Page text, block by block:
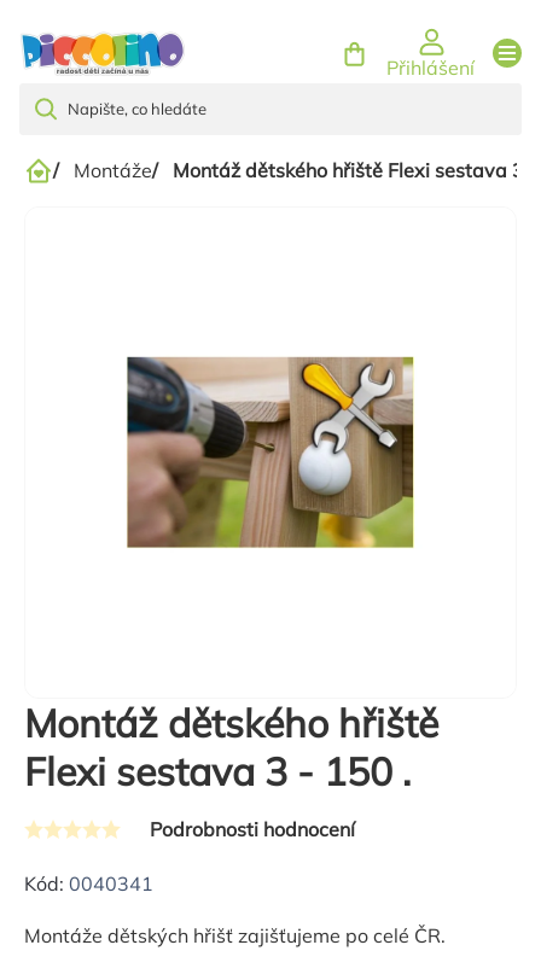
Přihlášení
Domů
/ Montáže/ Montáž dětského hřiště Flexi sestava 3
Montáž dětského hřiště
Flexi sestava 3 - 150 .
Průměrné
hodnocení
je
Podrobnosti hodnocení
Kód: 0040341
Montáže dětských hřišť zajišťujeme po celé ČR.